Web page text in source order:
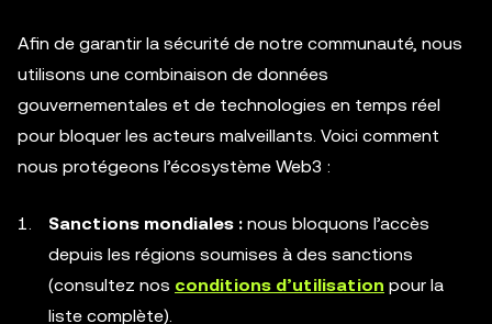
Afin de garantir la sécurité de notre communauté, nous
utilisons une combinaison de données
gouvernementales et de technologies en temps réel
pour bloquer les acteurs malveillants. Voici comment
nous protégeons l’écosystème Web3 :
Sanctions mondiales : nous bloquons l’accès
depuis les régions soumises à des sanctions
(consultez nos conditions d’utilisation pour la
liste complète).